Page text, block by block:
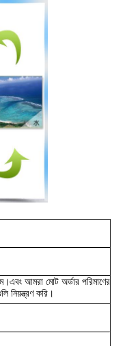
আমরা মোট অর্ডার পরিমাণের
নিয়ন্ত্রণ করি।